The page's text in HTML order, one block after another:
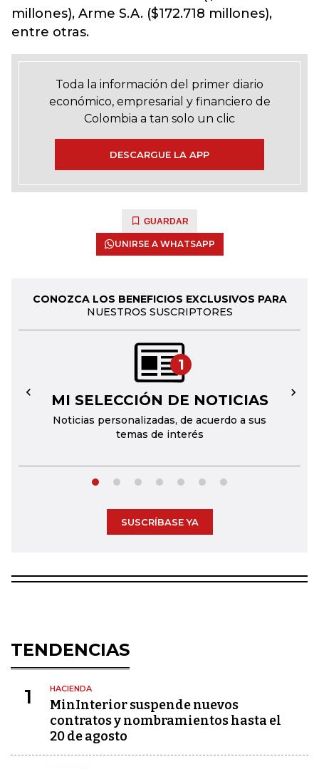
millones), Arme S.A. ($172.718 millones),
entre otras.
Toda la información del primer diario
económico, empresarial y financiero de
Colombia a tan solo un clic
DESCARGUE LA APP
GUARDAR
UNIRSE A WHATSAPP
CONOZCA LOS BENEFICIOS EXCLUSIVOS PARA
NUESTROS SUSCRIPTORES
1
MI SELECCIÓN DE NOTICIAS
Noticias personalizadas, de acuerdo a sus
temas de interés
← →
SUSCRÍBASE YA
TENDENCIAS
1 HACIENDA
MinInterior suspende nuevos
contratos y nombramientos hasta el
20 de agosto